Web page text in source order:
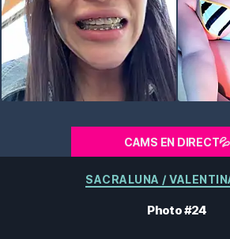
CAMS EN DIRECT💦
SACRALUNA /
Photo #24